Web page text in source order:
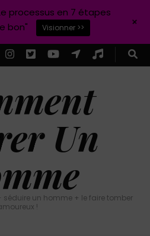
Un
un homme + le faire tomber
!
processus en 7 étapes
bon"
Visionner >> +